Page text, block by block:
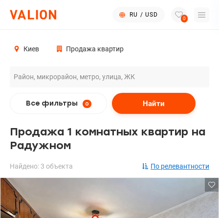
RU / USD
0
Киев Продажа квартир
Все фильтры 0 Найти
Продажа 1 комнатных квартир на
Радужном
Найдено: 3 объекта По релевантности